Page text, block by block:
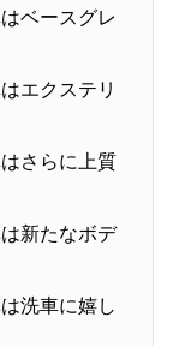
ベースグレ
エクステリ
さらに上質
新たなボデ
洗車に嬉し